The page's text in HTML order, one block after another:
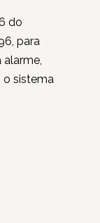
do
para
o sistema